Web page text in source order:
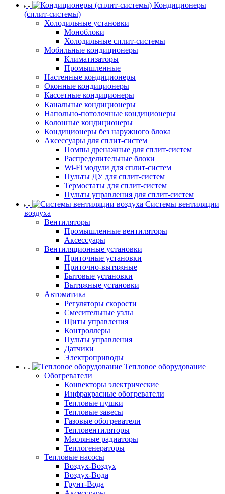
Кондиционеры
(сплит-системы)
Холодильные установки
Моноблоки
Холодильные сплит-системы
Мобильные кондиционеры
Климатизаторы
Промышленные
Настенные кондиционеры
Оконные кондиционеры
Кассетные кондиционеры
Канальные кондиционеры
Напольно-потолочные кондиционеры
Колонные кондиционеры
Кондиционеры без наружного блока
Аксессуары для сплит-систем
Помпы дренажные для сплит-систем
Распределительные блоки
Wi-Fi модули для сплит-систем
Пульты ДУ для сплит-систем
Термостаты для сплит-систем
Пульты управления для сплит-систем
Системы вентиляции
воздуха
Вентиляторы
Промышленные вентиляторы
Аксессуары
Вентиляционные установки
Приточные установки
Приточно-вытяжные
Бытовые установки
Вытяжные установки
Автоматика
Регуляторы скорости
Смесительные узлы
Щиты управления
Контроллеры
Пульты управления
Датчики
Электроприводы
Тепловое оборудование
Обогреватели
Конвекторы электрические
Инфракрасные обогреватели
Тепловые пушки
Тепловые завесы
Газовые обогреватели
Тепловентиляторы
Масляные радиаторы
Теплогенераторы
Тепловые насосы
Воздух-Воздух
Воздух-Вода
Грунт-Вода